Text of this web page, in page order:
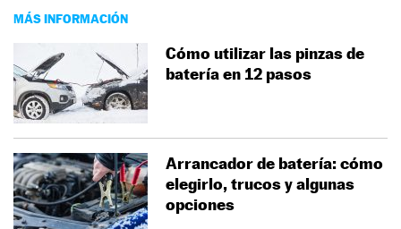
MÁS INFORMACIÓN
Cómo utilizar las pinzas de
batería en 12 pasos
Arrancador de batería: cómo
elegirlo, trucos y algunas
opciones